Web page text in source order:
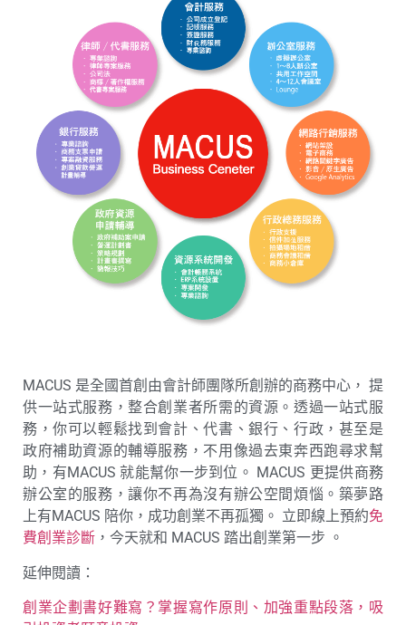
MACUS 是全國首創由會計師團隊所創辦的商務中心， 提
供一站式服務，整合創業者所需的資源。透過一站式服
務，你可以輕鬆找到會計、代書、銀行、行政，甚至是
政府補助資源的輔導服務，不用像過去東奔西跑尋求幫
助，有MACUS 就能幫你一步到位。 MACUS 更提供商務
辦公室的服務，讓你不再為沒有辦公空間煩惱。築夢路
上有MACUS 陪你，成功創業不再孤獨。 立即線上預約免
費創業診斷 ，今天就和 MACUS 踏出創業第一步 。
延伸閱讀：
創業企劃書好難寫？掌握寫作原則、加強重點段落，吸